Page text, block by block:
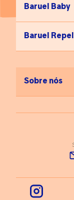
Baruel Baby
Baruel
Sobre nós